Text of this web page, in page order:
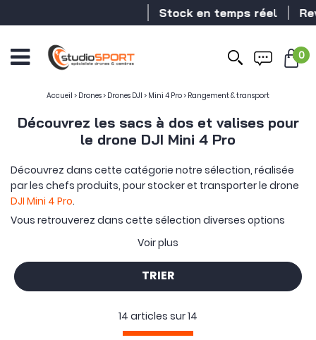
Stock en temps réel
0
Accueil > Drones> Drones DJI > Mini 4 Pro> Rangement & transport
Découvrez les sacs à dos et valises pour
le drone DJI Mini 4 Pro
Découvrez dans cette catégorie notre sélection, réalisée
par les chefs produits, pour stocker et transporter le drone
DJI Mini 4 Pro.
Vous retrouverez dans cette sélection diverses options
pour convenir au mieux à vos besoins :
, valise de transport pressurisée,
adapté au format cabine
, etc… Vous retrouverez donc des
rangements conçus par DJI mais également par d’autres
Avec différents formats et capacité de rangements, c’est
Voir plus
TRIER
14 articles sur14